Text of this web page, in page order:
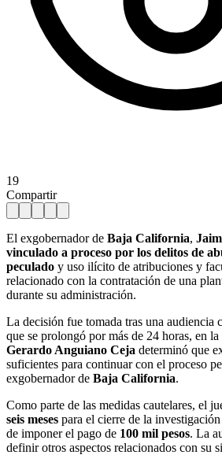
19
Compartir
El exgobernador de Baja California,
vinculado a proceso por los delitos de
peculado y uso ilícito de atribuciones y
relacionado con la contratación de una
durante su administración.
La decisión fue tomada tras una audiencia
que se prolongó por más de 24 horas, en
Gerardo Anguiano Ceja determinó que
suficientes para continuar con el proceso
exgobernador de Baja California.
Como parte de las medidas cautelares, el
seis meses para el cierre de la
de imponer el pago de 100 mil pesos. La
definir otros aspectos relacionados con su